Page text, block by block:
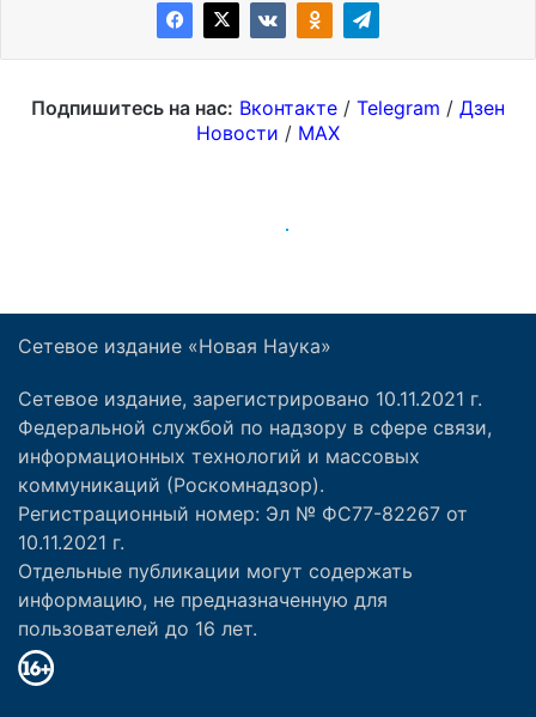
Сетевое издание «Новая Наука»
Сетевое издание, зарегистрировано 10.11.2021 г.
Федеральной службой по надзору в сфере связи,
информационных технологий и массовых
коммуникаций (Роскомнадзор).
Регистрационный номер: Эл № ФС77-82267 от
10.11.2021 г.
Отдельные публикации могут содержать
информацию, не предназначенную для
пользователей до 16 лет.